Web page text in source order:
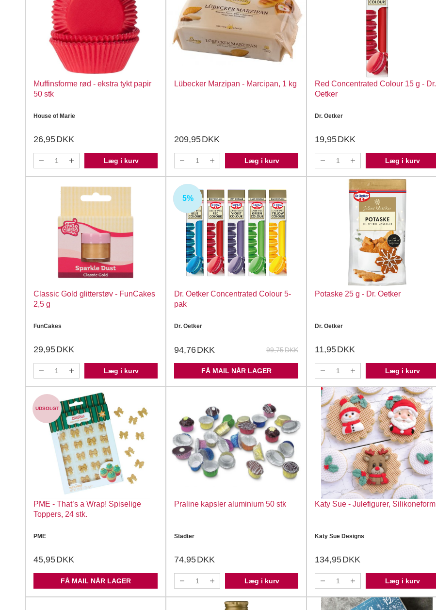
Muffinsforme rød - ekstra tykt papir
50 stk
House of Marie
26,95DKK
Læg i kurv
Lübecker Marzipan - Marcipan, 1 kg
209,95DKK
Læg i kurv
Red Concentrated Colour 15 g - Dr.
Oetker
Dr. Oetker
19,95DKK
Læg i kurv
Classic Gold glitterstøv - FunCakes
2,5 g
FunCakes
29,95DKK
Læg i kurv
UDSOLGT
5%
Dr. Oetker Concentrated Colour 5-
pak
Dr. Oetker
99,75DKK
94,76DKK
FÅ MAIL NÅR LAGER
Potaske 25 g - Dr. Oetker
Dr. Oetker
11,95DKK
Læg i kurv
UDSOLGT
PME - That’s a Wrap! Spiselige
Toppers, 24 stk.
PME
45,95DKK
FÅ MAIL NÅR LAGER
Praline kapsler aluminium 50 stk
Städter
74,95DKK
Læg i kurv
Katy Sue - Julefigurer, Silikoneform
Katy Sue Designs
134,95DKK
Læg i kurv